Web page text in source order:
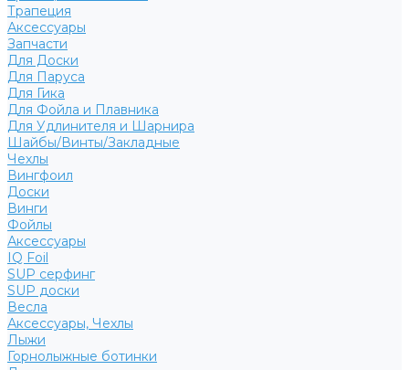
Трапеция
Аксессуары
Запчасти
Для Доски
Для Паруса
Для Гика
Для Фойла и Плавника
Для Удлинителя и Шарнира
Шайбы/Винты/Закладные
Чехлы
Вингфоил
Доски
Винги
Фойлы
Аксессуары
IQ Foil
SUP серфинг
SUP доски
Весла
Аксессуары, Чехлы
Лыжи
Горнолыжные ботинки